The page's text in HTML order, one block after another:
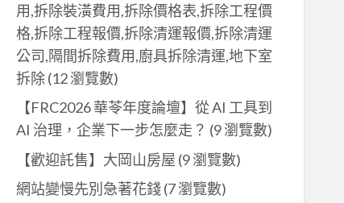
用,拆除裝潢費用,拆除價格表,拆除工程價
格,拆除工程報價,拆除清運報價,拆除清運
公司,隔間拆除費用,廚具拆除清運,地下室
拆除(12 瀏覽數)
【FRC2026 華苓年度論壇】從 AI 工具到
AI 治理，企業下一步怎麼走？ (9 瀏覽數)
【歡迎託售】大岡山房屋 (9 瀏覽數)
網站變慢先別急著花錢(7 瀏覽數)